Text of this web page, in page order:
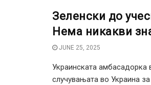
Зеленски до
Нема никакви
JUNE 25, 2025
Украинската амбасадорка
случувањата во Украина